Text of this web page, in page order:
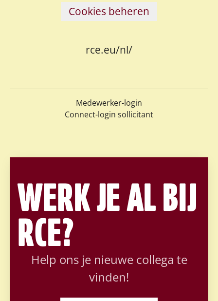
Cookies beheren
rce.eu/nl/
Medewerker-login
Connect-login sollicitant
WERK JE AL BIJ
RCE?
Help ons je nieuwe collega te
vinden!